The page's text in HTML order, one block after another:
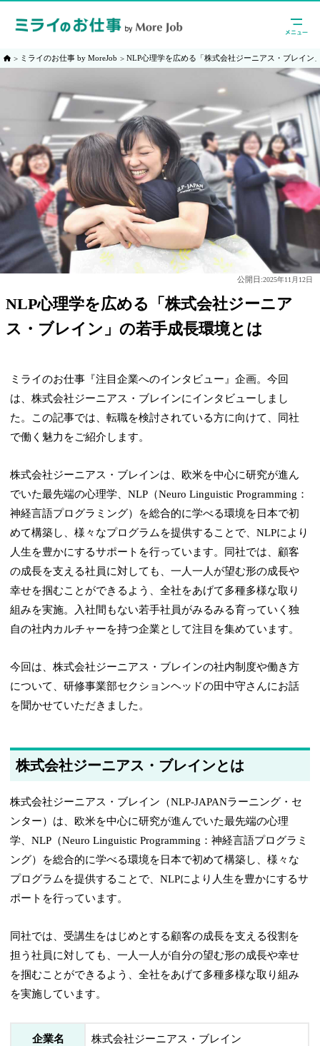
ミライのお仕事 by MoreJob NLP心理学を広める「株式会社ジーニアス・ブレイン
公開日:2025年11月12日
NLP心理学を広める「株式会社ジーニア
ス・ブレイン」の若手成長環境とは
ミライのお仕事『注目企業へのインタビュー』企画。今回
は、株式会社ジーニアス・ブレインにインタビューしまし
た。この記事では、転職を検討されている方に向けて、同社
で働く魅力をご紹介します。
株式会社ジーニアス・ブレインは、欧米を中心に研究が進ん
でいた最先端の心理学、NLP（Neuro Linguistic Programming：
神経言語プログラミング）を総合的に学べる環境を日本で初
めて構築し、様々なプログラムを提供することで、NLPにより
人生を豊かにするサポートを行っています。同社では、顧客
の成長を支える社員に対しても、一人一人が望む形の成長や
幸せを掴むことができるよう、全社をあげて多種多様な取り
組みを実施。入社間もない若手社員がみるみる育っていく独
自の社内カルチャーを持つ企業として注目を集めています。
今回は、株式会社ジーニアス・ブレインの社内制度や働き方
について、研修事業部セクションヘッドの田中守さんにお話
を聞かせていただきました。
株式会社ジーニアス・ブレインとは
株式会社ジーニアス・ブレイン（NLP-JAPANラーニング・セ
ンター）は、欧米を中心に研究が進んでいた最先端の心理
学、NLP（Neuro Linguistic Programming：神経言語プログラミ
ング）を総合的に学べる環境を日本で初めて構築し、様々な
プログラムを提供することで、NLPにより人生を豊かにするサ
ポートを行っています。
同社では、受講生をはじめとする顧客の成長を支える役割を
担う社員に対しても、一人一人が自分の望む形の成長や幸せ
を掴むことができるよう、全社をあげて多種多様な取り組み
を実施しています。
企業名 株式会社ジーニアス・ブレイン